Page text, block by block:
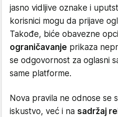
jasno vidljive oznake i
korisnici mogu da prijave
Takođe, biće obavezne
ograničavanje prikaza
se odgovornost za oglasni
same platforme.
Nova pravila ne odnose se
iskustvo, već i na sadržaj